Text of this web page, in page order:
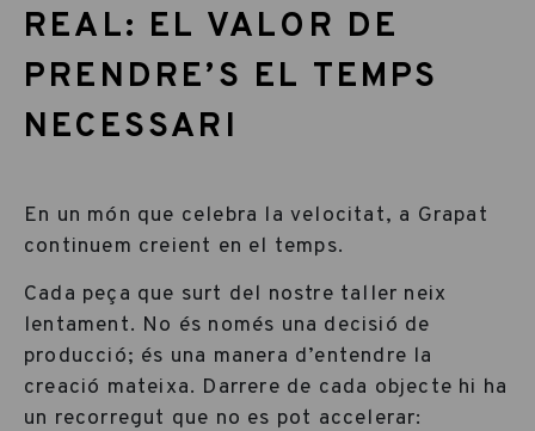
REAL: EL VALOR DE
PRENDRE’S EL TEMPS
NECESSARI
En un món que celebra la velocitat, a Grapat
continuem creient en el temps.
Cada peça que surt del nostre taller neix
lentament. No és només una decisió de
producció; és una manera d’entendre la
creació mateixa. Darrere de cada objecte hi ha
un recorregut que no es pot accelerar: